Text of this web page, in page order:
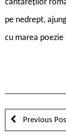
cântăreților
pe nedrept,
cu marea
Previous